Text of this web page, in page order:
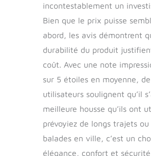
le
pas
dans
de
retirer
bois
maille
incontestablement un
Bien que le prix puisse
abord, les avis démontrent
durabilité du produit
coût. Avec une note
sur 5 étoiles en moyenne,
utilisateurs soulignent qu’il
meilleure housse qu’ils ont
prévoyiez de longs trajets
balades en ville, c’est un
élégance, confort et